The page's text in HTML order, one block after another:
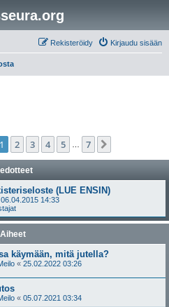
Kirjaudu sisään
Rekisteröidy
/7
1 2 3 4 5 7
(LUE ENSIN)
06.04.2015 14:33
Aiheet
käymään, mitä jutella?
« 25.02.2022 03:26
« 05.07.2021 03:34